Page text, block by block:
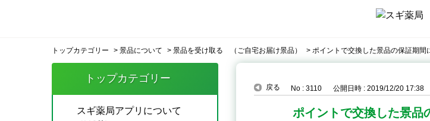
トップカテゴリー > 景品について > 景品を受け取る （ご自宅お届け景品） > ポイントで交換した景品の保証期間
トップカテゴリー
スギ薬局アプリについて
戻る No : 3110 公開日時 : 2019/12/20 17:38
ポイントで交換した景品